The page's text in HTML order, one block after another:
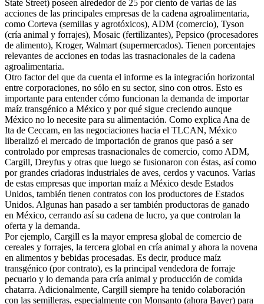
State Street) poseen alrededor de 25 por ciento de varias de las
acciones de las principales empresas de la cadena agroalimentaria,
como Corteva (semillas y agrotóxicos), ADM (comercio), Tyson
(cría animal y forrajes), Mosaic (fertilizantes), Pepsico (procesadores
de alimento), Kroger, Walmart (supermercados). Tienen porcentajes
relevantes de acciones en todas las trasnacionales de la cadena
agroalimentaria.
Otro factor del que da cuenta el informe es la integración horizontal
entre corporaciones, no sólo en su sector, sino con otros. Esto es
importante para entender cómo funcionan la demanda de importar
maíz transgénico a México y por qué sigue creciendo aunque
México no lo necesite para su alimentación. Como explica Ana de
Ita de Ceccam, en las negociaciones hacia el TLCAN, México
liberalizó el mercado de importación de granos que pasó a ser
controlado por empresas trasnacionales de comercio, como ADM,
Cargill, Dreyfus y otras que luego se fusionaron con éstas, así como
por grandes criadoras industriales de aves, cerdos y vacunos. Varias
de estas empresas que importan maíz a México desde Estados
Unidos, también tienen contratos con los productores de Estados
Unidos. Algunas han pasado a ser también productoras de ganado
en México, cerrando así su cadena de lucro, ya que controlan la
oferta y la demanda.
Por ejemplo, Cargill es la mayor empresa global de comercio de
cereales y forrajes, la tercera global en cría animal y ahora la novena
en alimentos y bebidas procesadas. Es decir, produce maíz
transgénico (por contrato), es la principal vendedora de forraje
pecuario y lo demanda para cría animal y producción de comida
chatarra. Adicionalmente, Cargill siempre ha tenido colaboración
con las semilleras, especialmente con Monsanto (ahora Bayer) para